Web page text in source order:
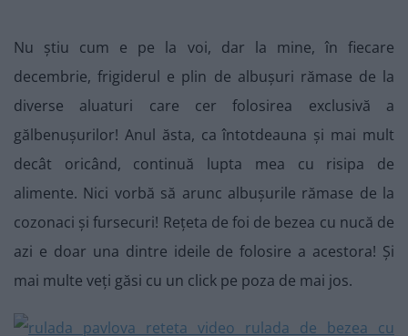
Nu știu cum e pe la voi, dar la mine, în fiecare
decembrie, frigiderul e plin de albușuri rămase de la
diverse aluaturi care cer folosirea exclusivă a
gălbenușurilor! Anul ăsta, ca întotdeauna și mai mult
decât oricând, continuă lupta mea cu risipa de
alimente. Nici vorbă să arunc albușurile rămase de la
cozonaci și fursecuri! Rețeta de foi de bezea cu nucă de
azi e doar una dintre ideile de folosire a acestora! Și
mai multe veți găsi cu un click pe poza de mai jos.